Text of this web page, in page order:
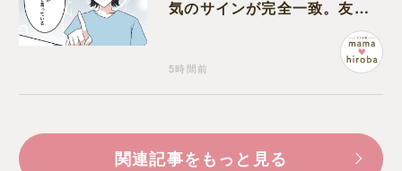
気のサインが完全一致。友人
5時間前
関連記事をもっと見る